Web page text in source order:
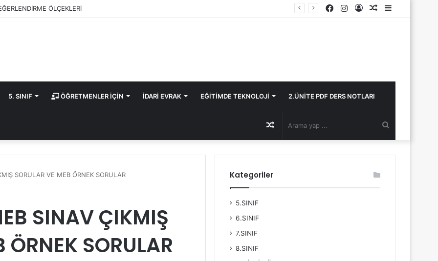
ÖLÇEKLERİ
Kenar
Rastgele
Kayıt
Instagram
Facebook
5. SINIF ÖĞRETMENLER İÇİN İDARİ EVRAK EĞİTİMDE TEKNOLOJİ 2.ÜNİTE PDF DERS NOTLARI
yap
Rastgele
Makale
SORULAR VE MEB ÖRNEK SORULAR
SINAV ÇIKMIŞ
ÖRNEK SORULAR
Kategoriler
5.SINIF
6.SINIF
7.SINIF
8.SINIF